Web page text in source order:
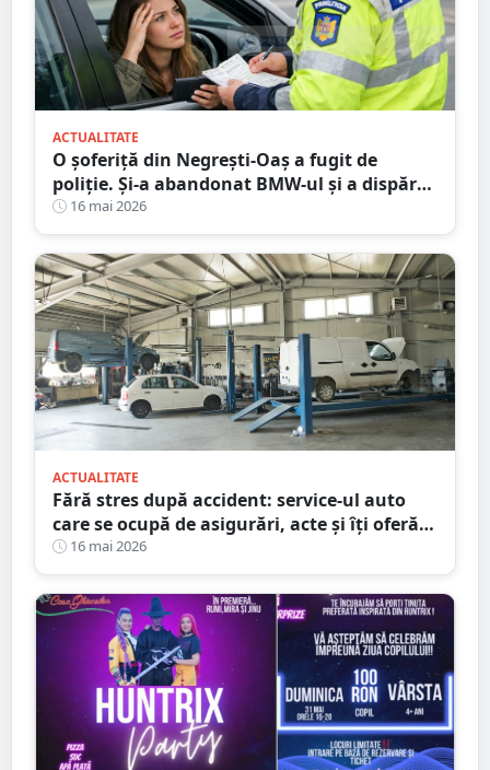
ACTUALITATE
O șoferiță din Negrești-Oaș a fugit de
poliție. Și-a abandonat BMW-ul și a dispărut
printre blocuri
16 mai 2026
ACTUALITATE
Fără stres după accident: service-ul auto
care se ocupă de asigurări, acte și îți oferă
mașină la schimb
16 mai 2026